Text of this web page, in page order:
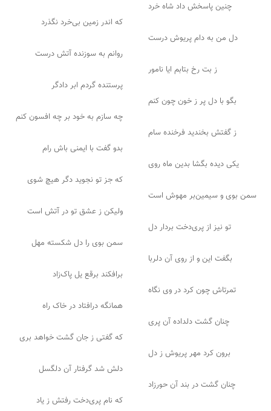
چنین پاسخش داد شاه خرد
که اندر زمین بی‌خرد نگذرد
دل من به دام پریوش درست
روانم به سوزنده آتش درست
ز بت رخ بتابم ایا نامور
پرستنده گردم ابر دادگر
بگو با دل پر ز خون چون کنم
چه سازم به خود بر چه افسون کنم
ز گفتش بخندید فرخنده سام
بدو گفت با ایمنی باش رام
یکی دیده بگشا بدین ماه روی
که جز تو نجوید دگر هیچ شوی
سمن بوی و سیمین‌بر مهوش است
ولیکن ز عشق تو در آتش است
تو نیز از پری‌دخت بردار دل
سمن بوی را دل شکسته مهل
بگفت این و از روی آن دلربا
برافکند برقع یل پاک‌زاد
تمرتاش چون کرد در وی نگاه
همانگه درافتاد در خاک راه
چنان گشت دلداده آن پری
که گفتی ز جان گشت خواهد بری
برون کرد مهر پریوش ز دل
دلش شد گرفتار آن دلگسل
چنان گشت در بند آن حورزاد
که نام پری‌دخت رفتش ز یاد